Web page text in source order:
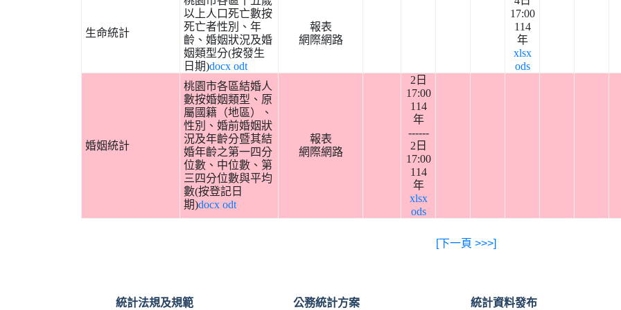
生命統計
以上人口死亡數按
死亡者性別、年
齡、婚姻狀況及婚
姻類型分(按發生
日期)docx odt
報表
網際網路
17:00
114
年
xlsx
ods
婚姻統計
桃園市各區結婚人
數按婚姻類型、原
屬國籍（地區）、
性別、婚前婚姻狀
況及年齡分暨其結
婚年齡之第一四分
位數、中位數、第
三四分位數與平均
數(按登記日
期)docx odt
報表
網際網路
2日
17:00
114
年
------
2日
17:00
114
年
xlsx
ods
[下一頁 >>>]
統計法規及規範 公務統計方案 統計資料發布